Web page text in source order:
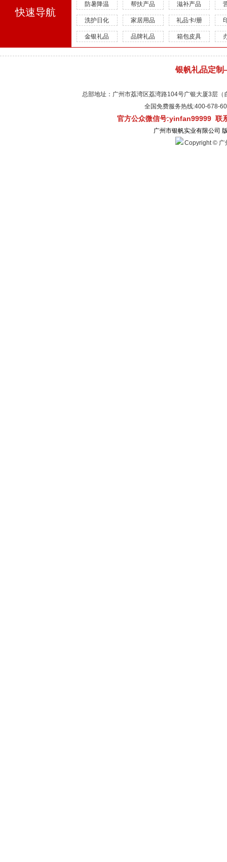
快速导航
防暑降温 帮扶产品 滋补产品
洗护日化 家居用品 礼品卡/册
金银礼品 品牌礼品 箱包皮具
银帆礼品定
总部地址：广州市荔湾区荔湾路104号广银大厦3层
全国免费服务热线:400-
官方公众微信号:yinfan99999 联
广州市银帆实业有限公司
Copyright © 广